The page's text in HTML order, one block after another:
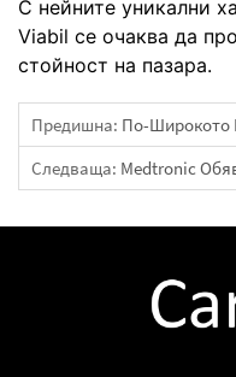
С нейните уникални
Viabil се очаква да
стойност на пазара.
Предишна: По-Широкото Разстояние Между Винтовете Може Да Намали Риска От Краткосрочна
Следваща: Medtronic